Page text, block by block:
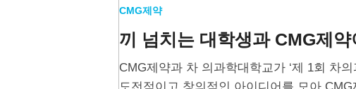
CMG제약
끼 넘치는 대학생과 CMG제
CMG제약과 차 의과학대학교가 ‘제 1회 차